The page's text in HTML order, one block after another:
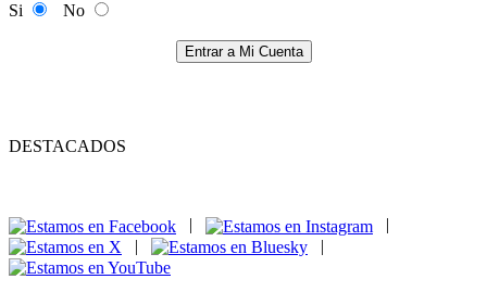
Si
No
Entrar a Mi Cuenta
DESTACADOS
|
|